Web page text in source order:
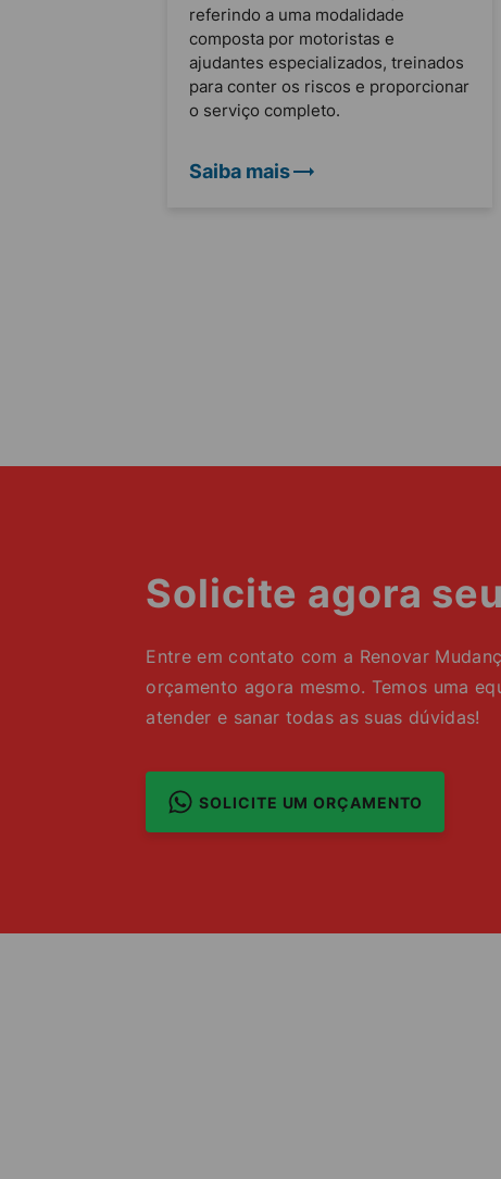
referindo a uma modalidade
composta por motoristas e
ajudantes especializados, treinados
para conter os riscos e proporcionar
o serviço completo.
Saiba mais
Solicite agora
Entre em contato com a Renovar
orçamento agora mesmo. Temos uma
atender e sanar todas as suas dúvidas!
SOLICITE UM ORÇAMENTO